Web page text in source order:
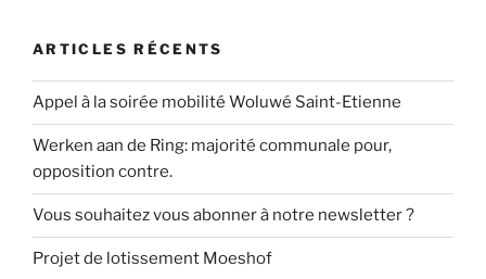
ARTICLES RÉCENTS
Appel à la soirée mobilité Woluwé Saint-Etienne
Werken aan de Ring: majorité communale pour,
opposition contre.
Vous souhaitez vous abonner à notre newsletter ?
Projet de lotissement Moeshof